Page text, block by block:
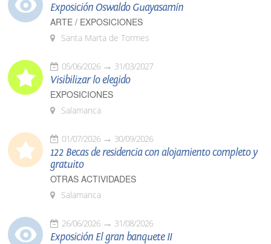
Exposición Oswaldo Guayasamín
ARTE / EXPOSICIONES
Santa Marta de Tormes
05/06/2026 31/03/2027
Visibilizar lo elegido
EXPOSICIONES
Salamanca
01/07/2026 30/09/2026
122 Becas de residencia con alojamiento completo y
gratuito
OTRAS ACTIVIDADES
Salamanca
26/06/2026 31/08/2026
Exposición El gran banquete II